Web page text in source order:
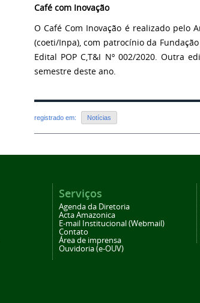
Café com Inovação
O Café Com Inovação é realizado pelo
(coeti/Inpa), com patrocínio da
Edital POP C,T&I Nº 002/2020. Outra
semestre deste ano.
registrado em: Notícias
Serviços
Agenda da Diretoria
Acta Amazonica
E-mail Institucional (Webmail)
Contato
Área de imprensa
Ouvidoria (e-OUV)